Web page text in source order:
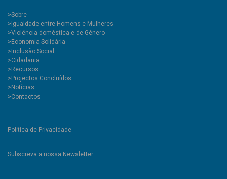
>Sobre
>Igualdade entre Homens e Mulheres
>Violência doméstica e de Género
>Economia Solidária
>Inclusão Social
>Cidadania
>Recursos
>Projectos Concluídos
>Notícias
>Contactos
Política de Privacidade
Subscreva a nossa Newsletter